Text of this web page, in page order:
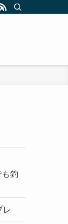
釣
レ